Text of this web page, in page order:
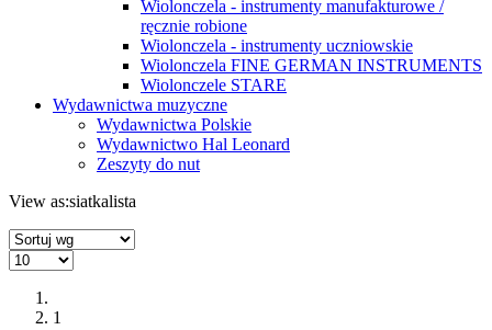
Wiolonczela - instrumenty manufakturowe /
ręcznie robione
Wiolonczela - instrumenty uczniowskie
Wiolonczela FINE GERMAN INSTRUMENTS
Wiolonczele STARE
Wydawnictwa muzyczne
Wydawnictwa Polskie
Wydawnictwo Hal Leonard
Zeszyty do nut
View as:siatkalista
1